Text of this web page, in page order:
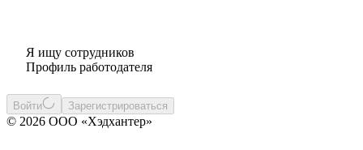
Я ищу сотрудников
Профиль работодателя
Войти Зарегистрироваться
© 2026 ООО «Хэдхантер»